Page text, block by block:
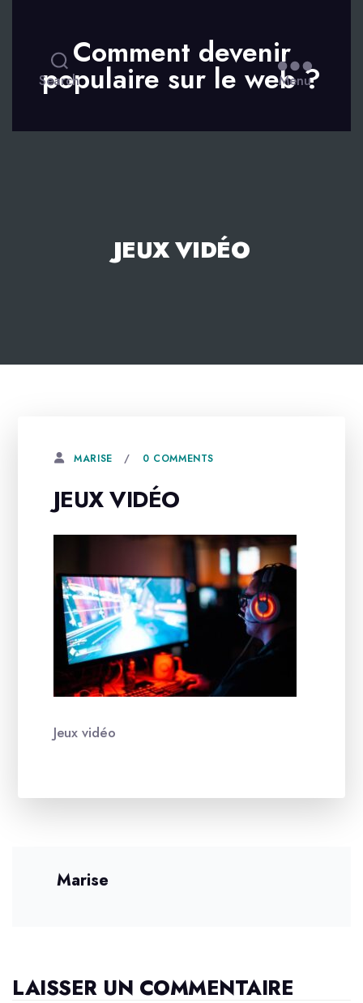
Search
Comment devenir
populaire sur le web ?
Menu
JEUX VIDÉO
MARISE 0 COMMENTS
JEUX VIDÉO
Jeux vidéo
Marise
LAISSER UN COMMENTAIRE